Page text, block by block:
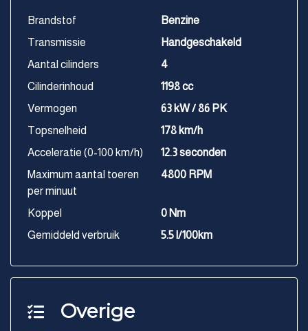
Brandstof
Benzine
Transmissie
Handgeschakeld
Aantal cilinders
4
Cilinderinhoud
1198 cc
Vermogen
63 kW / 86 PK
Topsnelheid
178 km/h
Acceleratie (0-100 km/h)
12.3 seconden
Maximum aantal toeren
per minuut
4800 RPM
Koppel
0 Nm
Gemiddeld verbruik
5.5 l/100km
Overige